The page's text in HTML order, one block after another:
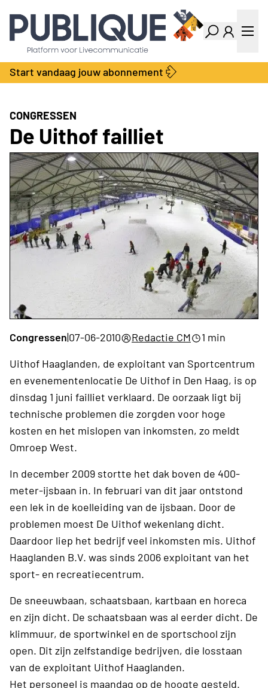
Industry Dashboard
Vacatures
Kalender
Producten
Bedrijvengids
Locatie Finder
Contact
Over ons
Adverteren
Abonnementen
Start vandaag jouw abonnement
CONGRESSEN
De Uithof failliet
Congressen|07-06-2010 Redactie CM
1 min
Uithof Haaglanden, de exploitant van Sportcentrum
en evenementenlocatie De Uithof in Den Haag, is op
dinsdag 1 juni failliet verklaard. De oorzaak ligt bij
technische problemen die zorgden voor hoge
kosten en het mislopen van inkomsten, zo meldt
Omroep West.
In december 2009 stortte het dak boven de 400-
meter-ijsbaan in. In februari van dit jaar ontstond
een lek in de koelleiding van de ijsbaan. Door de
problemen moest De Uithof wekenlang dicht.
Daardoor liep het bedrijf veel inkomsten mis. Uithof
Haaglanden B.V. was sinds 2006 exploitant van het
sport- en recreatiecentrum.
De sneeuwbaan, schaatsbaan, kartbaan en horeca
en zijn dicht. De schaatsbaan was al eerder dicht. De
klimmuur, de sportwinkel en de sportschool zijn
open. Dit zijn zelfstandige bedrijven, die losstaan
van de exploitant Uithof Haaglanden.
Het personeel is maandag op de hoogte gesteld.